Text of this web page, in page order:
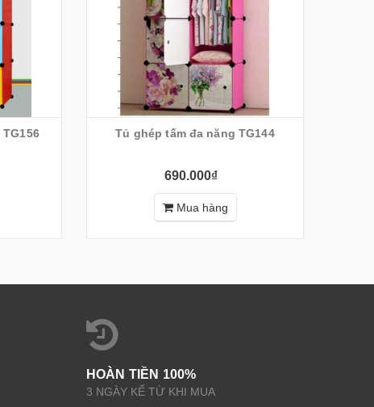
TG156 Tủ ghép tấm đa năng TG144
690.000₫
Mua hàng
HOÀN TIỀN 100%
3 NGÀY KỂ TỪ KHI MUA